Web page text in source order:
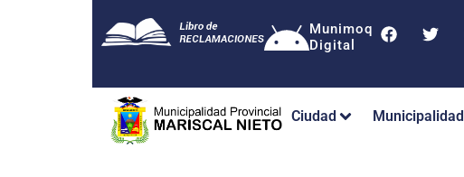
Munimoq
Digital
Ciudad Municipalidad